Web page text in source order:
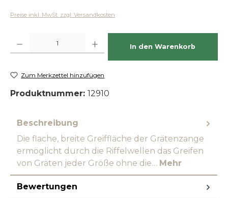
Preise inkl. MwSt. zzgl. Versandkosten
In den Warenkorb
Zum Merkzettel hinzufügen
Produktnummer: 12910
Beschreibung
Die flache, breite Greiffläche der Grätenzange
ermöglicht durch die Riffelwellen das Greifen
von Gräten jeder Größe ohne die… Mehr
Bewertungen